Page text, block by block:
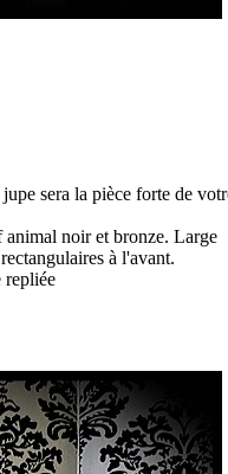
sera la pièce forte de
noir et bronze. Large
à l'avant.
repliée